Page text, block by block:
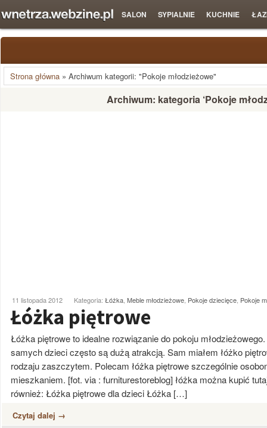
SALON SYPIALNIE KUCHNIE
Strona główna » Archiwum kategorii: "Pokoje młodzieżowe"
Archiwum: kategoria ‘Pokoje
11 listopada 2012 Kategoria: Łóżka Meble młodzieżowe Pokoje dziecięce Pokoje
Łóżka piętrowe
Łóżka piętrowe to idealne rozwiązanie do pokoju
samych dzieci często są dużą atrakcją. Sam miałem łóżko
rodzaju zaszczytem. Polecam łóżka piętrowe szczególnie
mieszkaniem. [fot. via : furniturestoreblog] łóżka można kupić
również: Łóżka piętrowe dla dzieci Łóżka […]
Czytaj dalej →